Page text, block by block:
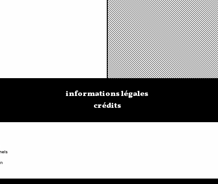
informations légales
crédits